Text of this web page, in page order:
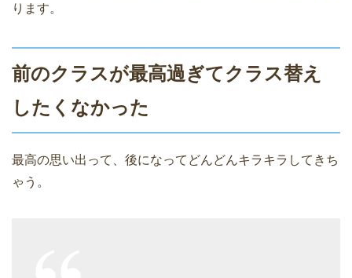
ります。
前のクラスが最高過ぎてクラス替え
したくなかった
最高の思い出って、後になってどんどんキラキラしてきち
ゃう。